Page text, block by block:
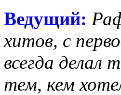
Ведущий:
хитов, с
всегда
тем, кем